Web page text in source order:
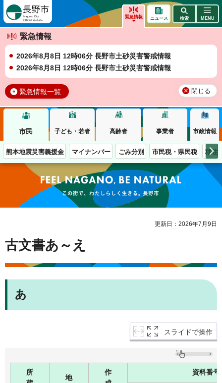
緊急情報
緊急情報
2026年8月8日 12時06分 長野市土砂災害警戒情報
2026年8月8日 12時06分 長野市土砂災害警戒情報
緊急情報一覧 閉じる
ニュース 検索 MENU
市民 子ども・若者 高齢者 事業者 市政情報
熊本地震災害義援金 マイナンバー ごみ分別 市民税・県民税 移住
この街で、わたしらしく生きる。長野市
更新日：2026年7月9日
古文書あ～え
あ
スライドで操作
所
地
作
資料番号